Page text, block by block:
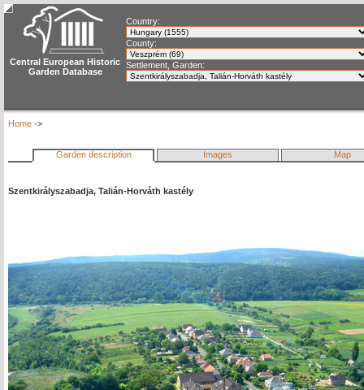
Central European Historic
Garden Database
Country:
County:
Settlement, Garden:
Home ->
Garden description Images Map
Szentkirályszabadja, Talián-Horváth kastély